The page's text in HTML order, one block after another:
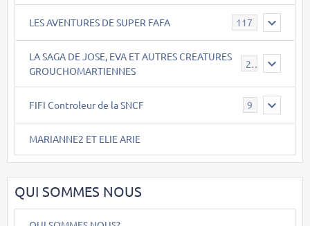
LES AVENTURES DE SUPER FAFA 117
LA SAGA DE JOSE, EVA ET AUTRES CREATURES
GROUCHOMARTIENNES
26
FIFI Controleur de la SNCF 9
MARIANNE2 ET ELIE ARIE
QUI SOMMES NOUS